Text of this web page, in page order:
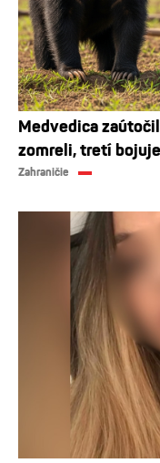
Medvedica
zomreli, tretí
Zahraničie